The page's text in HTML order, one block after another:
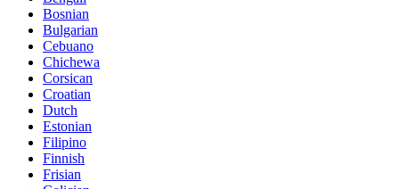
Bosnian
Bulgarian
Cebuano
Chichewa
Corsican
Croatian
Dutch
Estonian
Filipino
Finnish
Frisian